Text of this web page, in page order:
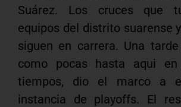
Suárez. Los cruces que
equipos del distrito suarense
siguen en carrera. Una
como pocas hasta aqui
tiempos, dio el marco a
instancia de playoffs. El